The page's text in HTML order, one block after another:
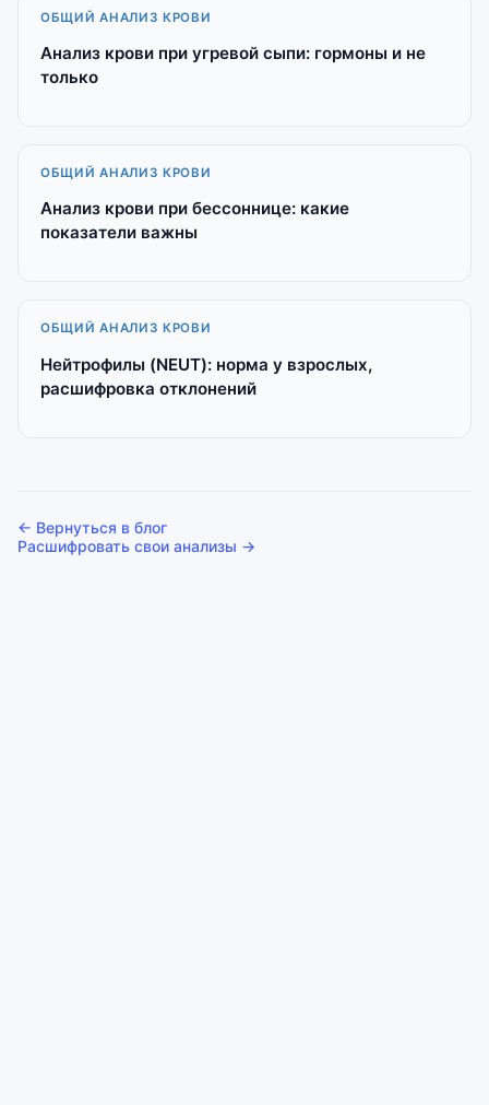
ОБЩИЙ АНАЛИЗ КРОВИ
Анализ крови при угревой сыпи: гормоны и не
только
ОБЩИЙ АНАЛИЗ КРОВИ
Анализ крови при бессоннице: какие
показатели важны
ОБЩИЙ АНАЛИЗ КРОВИ
Нейтрофилы (NEUT): норма у взрослых,
расшифровка отклонений
← Вернуться в блог
Расшифровать свои анализы →